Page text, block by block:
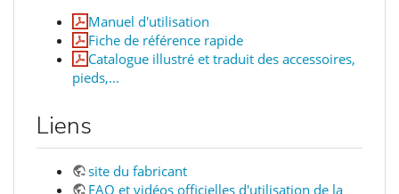
Manuel d'utilisation
Fiche de référence rapide
Catalogue illustré et traduit des accessoires,
pieds,...
Liens
site du fabricant
FAQ et vidéos officielles d'utilisation de la